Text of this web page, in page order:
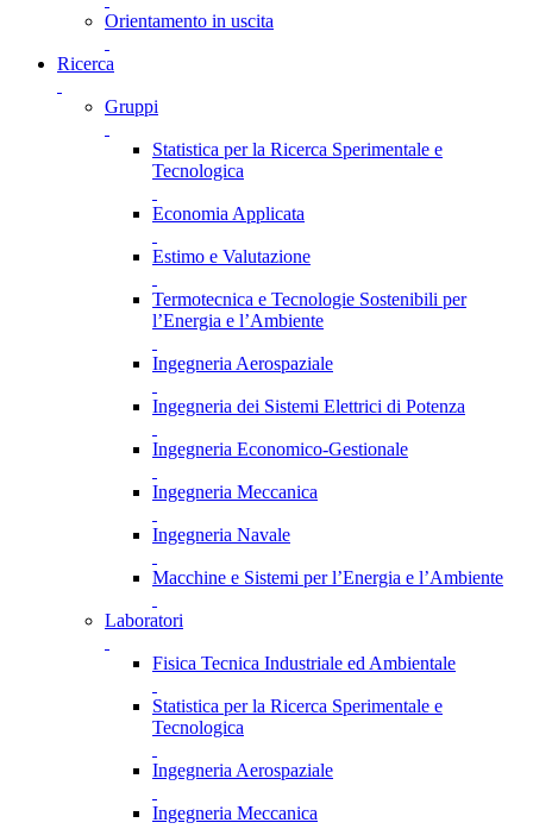
Orientamento in uscita
Ricerca
Gruppi
Statistica per la Ricerca Sperimentale e
Tecnologica
Economia Applicata
Estimo e Valutazione
Termotecnica e Tecnologie Sostenibili per
l’Energia e l’Ambiente
Ingegneria Aerospaziale
Ingegneria dei Sistemi Elettrici di Potenza
Ingegneria Economico-Gestionale
Ingegneria Meccanica
Ingegneria Navale
Macchine e Sistemi per l’Energia e l’Ambiente
Laboratori
Fisica Tecnica Industriale ed Ambientale
Statistica per la Ricerca Sperimentale e
Tecnologica
Ingegneria Aerospaziale
Ingegneria Meccanica